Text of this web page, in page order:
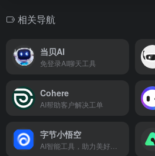
相关导航
当贝AI
免登录AI聊天工具
Cohere
AI帮助客户解决工单
字节小悟空